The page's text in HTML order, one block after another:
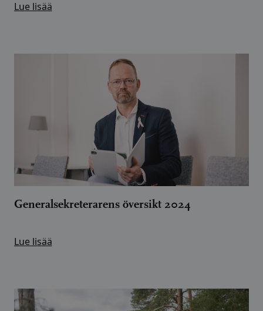
Lue lisää
Generalsekreterarens översikt 2024
Lue lisää